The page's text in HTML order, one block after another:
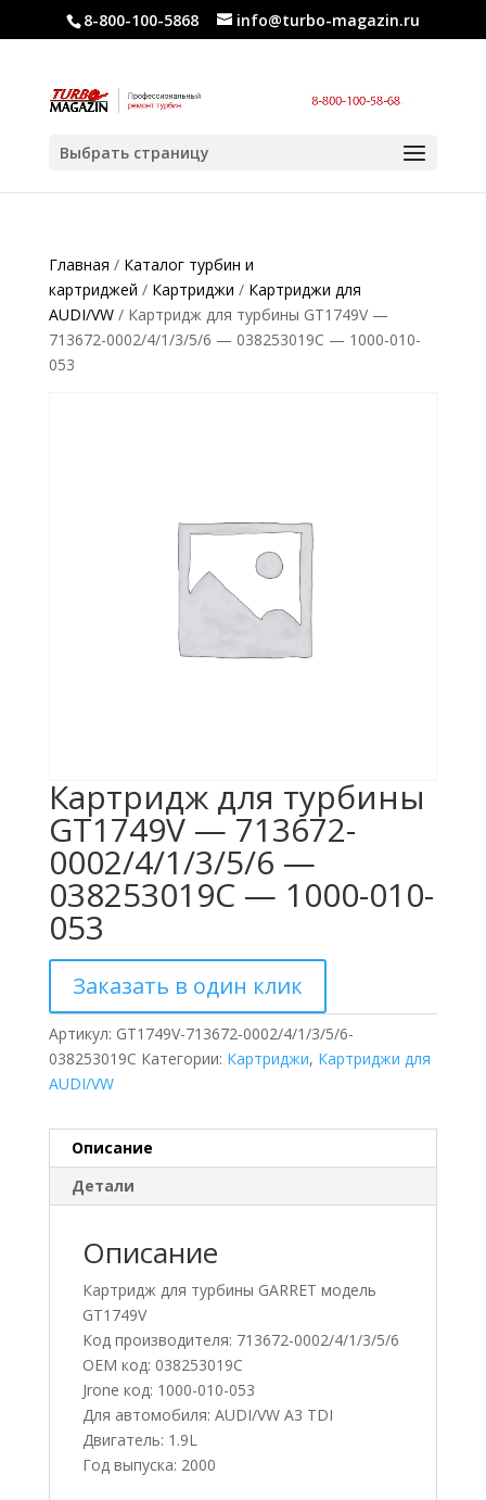
8-800-100-5868 info@turbo-magazin.ru
Выбрать страницу
Главная / Каталог турбин и
картриджей / Картриджи / Картриджи для
AUDI/VW/ Картридж для турбины GT1749V —
713672-0002/4/1/3/5/6 — 038253019C — 1000-010-
053
Картридж для турбины
GT1749V — 713672-
0002/4/1/3/5/6 —
038253019C — 1000-010-
053
Заказать в один клик
Артикул: GT1749V-713672-0002/4/1/3/5/6-
038253019C Категории: Картриджи, Картриджи для
AUDI/VW
Описание
Детали
Описание
Картридж для турбины GARRET модель
GT1749V
Код производителя: 713672-0002/4/1/3/5/6
OEM код: 038253019C
Jrone код: 1000-010-053
Для автомобиля: AUDI/VW A3 TDI
Двигатель: 1.9L
Год выпуска: 2000